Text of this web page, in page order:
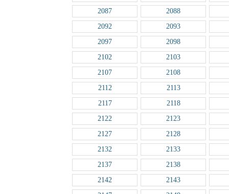
2087
2088
2092
2093
2097
2098
2102
2103
2107
2108
2112
2113
2117
2118
2122
2123
2127
2128
2132
2133
2137
2138
2142
2143